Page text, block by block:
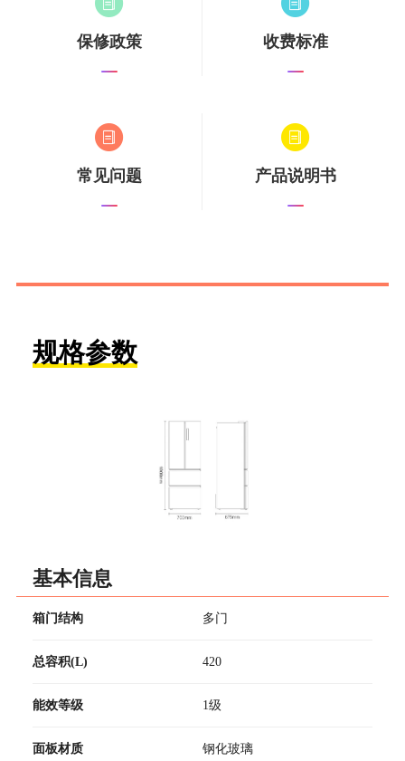
保修政策 收费标准
常见问题 产品说明书
规格参数
基本信息
箱门结构 多门
总容积(L) 420
能效等级 1级
面板材质 钢化玻璃